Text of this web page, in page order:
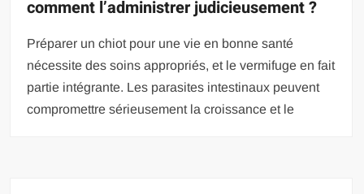
comment l’administrer judicieusement ?
Préparer un chiot pour une vie en bonne santé
nécessite des soins appropriés, et le vermifuge en fait
partie intégrante. Les parasites intestinaux peuvent
compromettre sérieusement la croissance et le